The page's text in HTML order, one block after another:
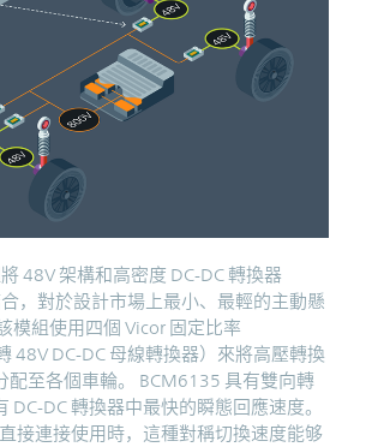
48V 架構和高密度 DC-DC 轉換器
合，對於設計市場上最小、最輕的主動懸
模組使用四個 Vicor 固定比率
48V DC-DC 母線轉換器）來將高壓轉換
配至各個車輪。 BCM6135 具有雙向轉
DC-DC 轉換器中最快的瞬態回應速度。
接連接使用時，這種對稱切換速度能够